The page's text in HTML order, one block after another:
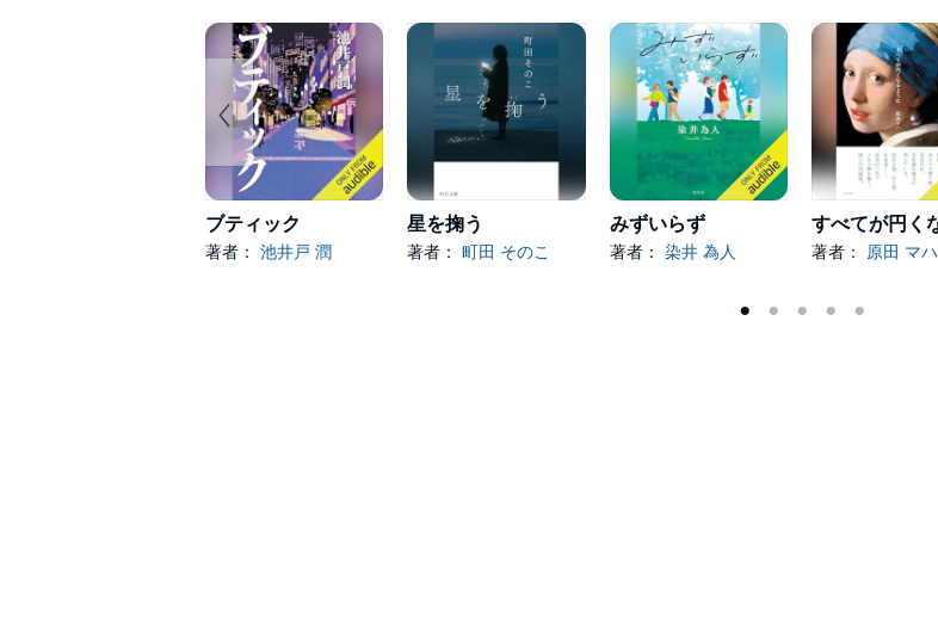
ブティック
著者： 池井戸 潤
星を掬う
著者：町田 そのこ
みずいらず
著者： 染井 為人 著者： 原田 マハ